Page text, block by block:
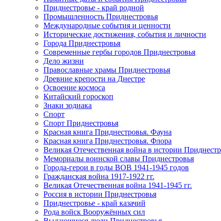
Приднестровье - край родной
Промышленность Приднестровья
Международные события и ценности
Исторические достижения, события и личности
Города Приднестровья
Современные гербы городов Приднестровья
Дело жизни
Православные храмы Приднестровья
Древние крепости на Днестре
Освоение космоса
Китайский гороскоп
Знаки зодиака
Спорт
Спорт Приднестровья
Красная книга Приднестровья. Фауна
Красная книга Приднестровья. Флора
Великая Отечественная война в истории
Мемориалы воинской славы Приднестровья
Города-герои в годы ВОВ 1941-1945 годов
Гражданская война 1917-1922 гг.
Великая Отечественная война 1941-1945 гг.
Россия в истории Приднестровья
Приднестровье - край казачий
Рода войск Вооружённых сил